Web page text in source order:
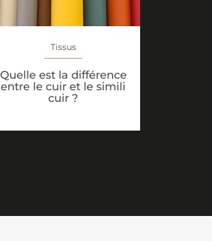
Tissus
Quelle est la différence
entre le cuir et le simili
cuir ?